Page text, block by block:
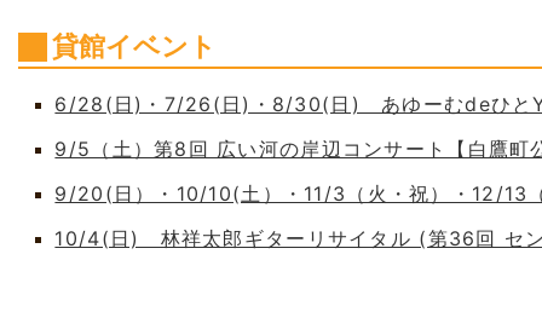
貸館イベント
6/28(日)・7/26(日)・8/30(日) あゆーむdeひと
9/5（土）第8回 広い河の岸辺コンサート【白鷹町
9/20(日）・10/10(土）・11/3（火・祝）・12/
10/4(日) 林祥太郎ギターリサイタル (第36回 セ